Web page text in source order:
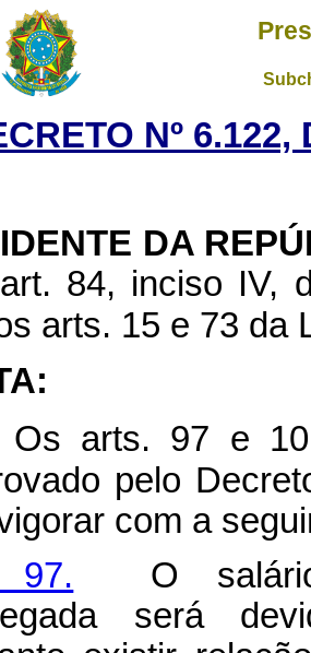
Nº
DA
84, inciso IV,
arts. 15 e 73 da
arts. 97 e 101
pelo
com a
97. O salário-
será